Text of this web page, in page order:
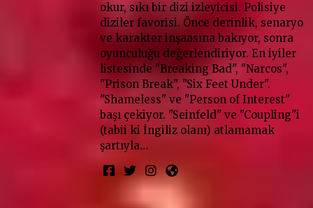
okur, sıkı bir dizi izleyicisi. Polisiye
diziler favorisi. Önce derinlik, senaryo
ve karakter inşaasına bakıyor, sonra
oyunculuğu değerlendiriyor. En iyiler
listesinde "Breaking Bad", "Narcos",
"Prison Break", "Six Feet Under".
"Shameless" ve "Person of Interest"
başı çekiyor. "Seinfeld" ve "Coupling"i
(tabii ki İngiliz olanı) atlamamak
şartıyla…